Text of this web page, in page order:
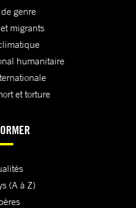
genre
migrants
humanitaire
et torture
(A à Z)